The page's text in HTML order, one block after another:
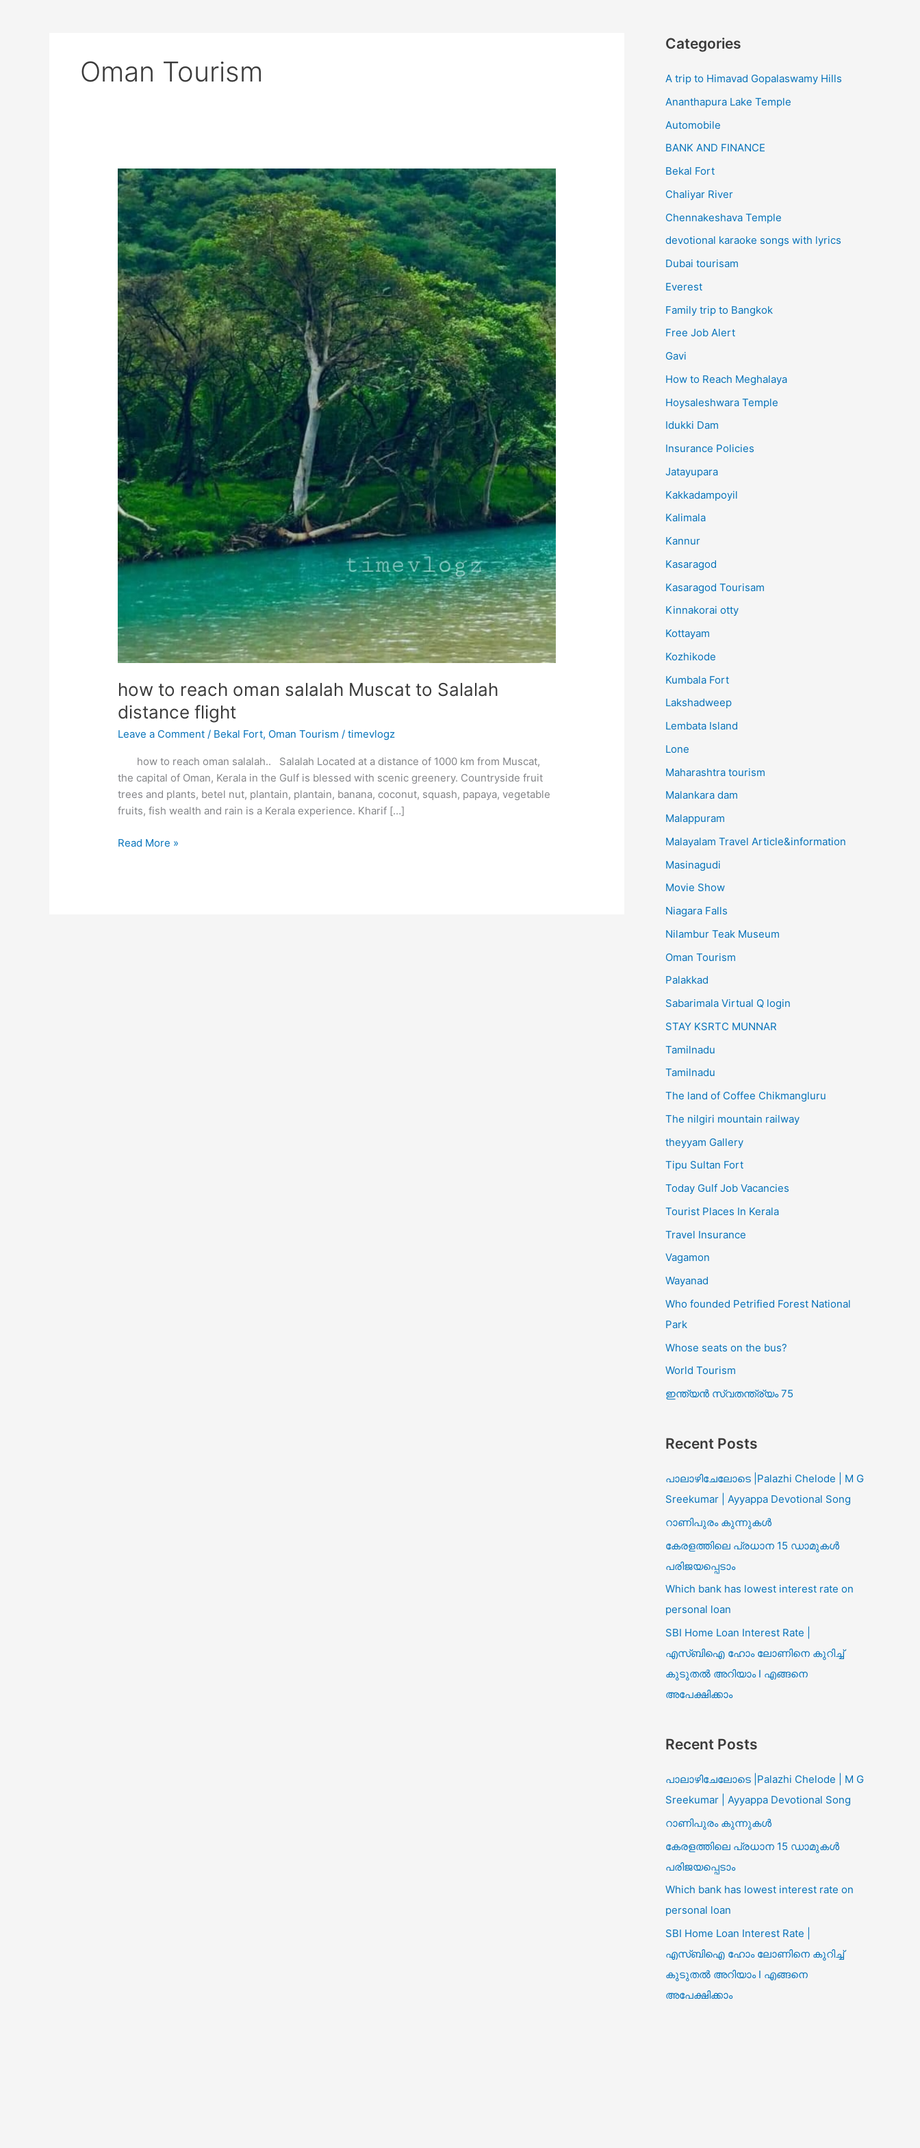
Oman Tourism
how to reach oman salalah Muscat to Salalah
distance flight
Leave a Comment / Bekal Fort, Oman Tourism /timevlogz
how to reach oman salalah.. Salalah Located at a distance of 1000 km from Muscat,
the capital of Oman, Kerala in the Gulf is blessed with scenic greenery. Countryside fruit
trees and plants, betel nut, plantain, plantain, banana, coconut, squash, papaya, vegetable
fruits, fish wealth and rain is a Kerala experience. Kharif […]
how
Read More »
Categories
A trip to Himavad Gopalaswamy Hills
Ananthapura Lake Temple
Automobile
BANK AND FINANCE
Bekal Fort
Chaliyar River
Chennakeshava Temple
devotional karaoke songs with lyrics
Dubai tourisam
Everest
Family trip to Bangkok
Free Job Alert
Gavi
How to Reach Meghalaya
Hoysaleshwara Temple
Idukki Dam
Insurance Policies
Jatayupara
Kakkadampoyil
Kalimala
Kannur
Kasaragod
Kasaragod Tourisam
Kinnakorai otty
Kottayam
Kozhikode
Kumbala Fort
Lakshadweep
Lembata Island
Lone
Maharashtra tourism
Malankara dam
Malappuram
Malayalam Travel Article&information
Masinagudi
Movie Show
Niagara Falls
Nilambur Teak Museum
Oman Tourism
Palakkad
Sabarimala Virtual Q login
STAY KSRTC MUNNAR
Tamilnadu
Tamilnadu
The land of Coffee Chikmangluru
The nilgiri mountain railway
theyyam Gallery
Tipu Sultan Fort
Today Gulf Job Vacancies
Tourist Places In Kerala
Travel Insurance
Vagamon
Wayanad
Who founded Petrified Forest National
Park
Whose seats on the bus?
World Tourism
ഇന്ത്യൻ സ്വതന്ത്ര്യം 75
Recent Posts
പാലാഴിചേലോടെ |Palazhi Chelode | M G
Sreekumar | Ayyappa Devotional Song
റാണിപുരം കുന്നുകൾ
കേരളത്തിലെ പ്രധാന 15 ഡാമുകൾ
പരിജയപ്പെടാം
Which bank has lowest interest rate on
personal loan
SBI Home Loan Interest Rate |
എസ്ബിഐ ഹോം ലോണിനെ കുറിച്ച്
കുടുതൽ അറിയാം I എങ്ങനെ
അപേക്ഷിക്കാം
Recent Posts
പാലാഴിചേലോടെ |Palazhi Chelode | M G
Sreekumar | Ayyappa Devotional Song
റാണിപുരം കുന്നുകൾ
കേരളത്തിലെ പ്രധാന 15 ഡാമുകൾ
പരിജയപ്പെടാം
Which bank has lowest interest rate on
personal loan
SBI Home Loan Interest Rate |
എസ്ബിഐ ഹോം ലോണിനെ കുറിച്ച്
കുടുതൽ അറിയാം I എങ്ങനെ
അപേക്ഷിക്കാം